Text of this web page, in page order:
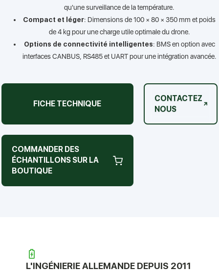
qu'une surveillance de la température.
Compact et léger: Dimensions de 100 × 80 × 350 mm et poids
de 4 kg pour une charge utile optimale du drone.
Options de connectivité intelligentes: BMS en option avec
interfaces CANBUS, RS485 et UART pour une intégration avancée.
FICHE TECHNIQUE
CONTACTEZ
NOUS
COMMANDER DES
ÉCHANTILLONS SUR LA
BOUTIQUE
L'INGÉNIERIE ALLEMANDE DEPUIS 2011